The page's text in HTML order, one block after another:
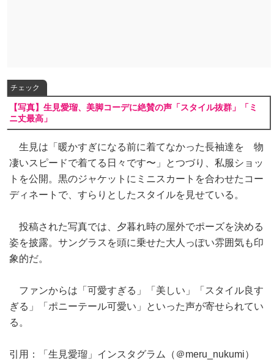
チェック
【写真】生見愛瑠、美脚コーデに絶賛の声「スタイル抜群」「ミ
ニ丈最高」
生見は「暖かすぎになる前に着てなかった長袖達を 物
凄いスピードで着てる日々です〜」とつづり、私服ショッ
トを公開。黒のジャケットにミニスカートを合わせたコー
ディネートで、すらりとしたスタイルを見せている。
投稿された写真では、夕暮れ時の屋外でポーズを決める
姿を披露。サングラスを頭に乗せた大人っぽい雰囲気も印
象的だ。
ファンからは「可愛すぎる」「美しい」「スタイル良す
ぎる」「ポニーテール可愛い」といった声が寄せられてい
る。
引用：「生見愛瑠」インスタグラム（＠meru_nukumi）